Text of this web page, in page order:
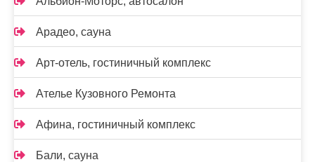
Арадео, сауна
Арт-отель, гостиничный комплекс
Ателье Кузовного Ремонта
Афина, гостиничный комплекс
Бали, сауна